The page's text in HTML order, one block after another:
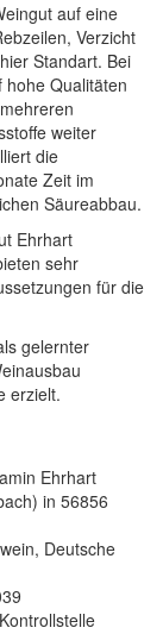
auf eine
Verzicht
Standart. Bei
Qualitäten
weiter
die
Zeit im
Säureabbau.
Ehrhart
sehr
für die
gelernter
erzielt.
Ehrhart
in 56856
Deutsche